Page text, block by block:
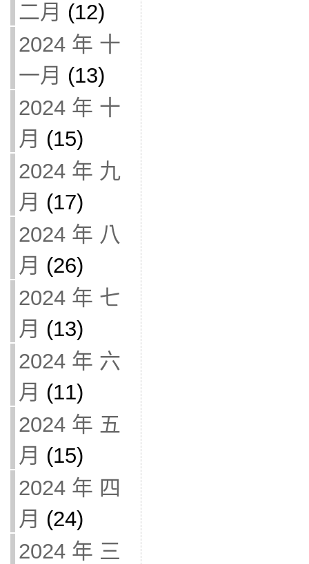
二月 (12)
2024 年 十
一月 (13)
2024 年 十
月 (15)
2024 年 九
月 (17)
2024 年 八
月 (26)
2024 年 七
月 (13)
2024 年 六
月 (11)
2024 年 五
月 (15)
2024 年 四
月 (24)
2024 年 三